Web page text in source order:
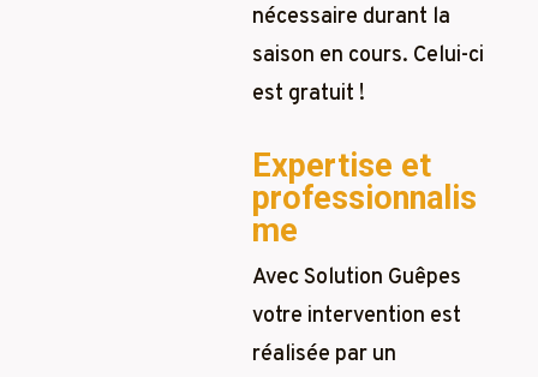
nécessaire durant la
saison en cours. Celui-ci
est gratuit !
Expertise et
professionnalis
me
Avec Solution Guêpes
votre intervention est
réalisée par un